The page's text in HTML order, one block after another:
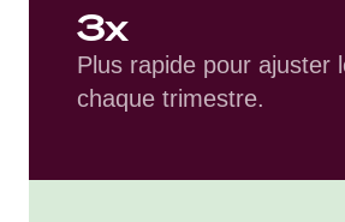
3x
Plus rapide pour ajuster
chaque trimestre.